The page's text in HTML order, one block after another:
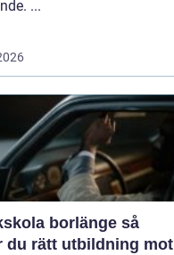
...
borlänge så
du rätt utbildning mot